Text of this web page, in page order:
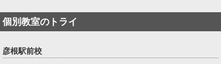
個別教室のトライ
彦根駅前校